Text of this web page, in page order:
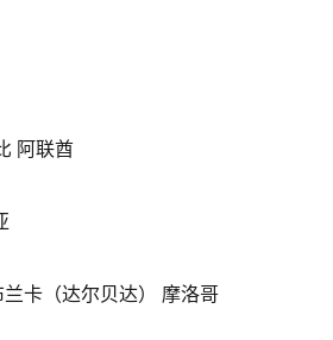
阿联酋
卡（达尔贝达） 摩洛哥